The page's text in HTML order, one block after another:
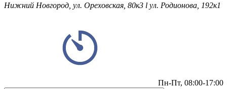
Нижний Новгород, ул. Ореховская, 80к3 l ул. Родионова, 192к1
Пн-Пт, 08:00-17:00